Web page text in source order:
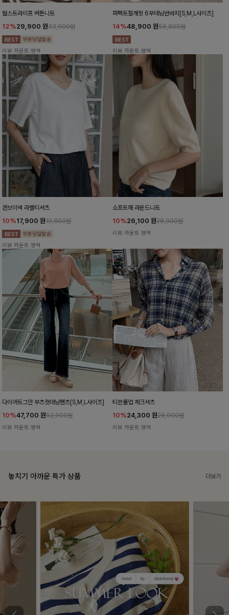
월스트라이프 버튼니트
12%29,900 원33,900원
리뷰 카운트 영역
퍼펙트절개핏 6부데님반바지[S,M,L사이즈]
14%48,900 원56,800원
리뷰 카운트 영역
콘브이넥 라벨티셔츠
10%17,900 원19,800원
리뷰 카운트 영역
소프트해 라운드니트
10%26,100 원28,900원
리뷰 카운트 영역
다이어트그만 부츠컷데님팬츠[S,M,L사이즈]
10%47,700 원52,900원
리뷰 카운트 영역
티븐롤업 체크셔츠
10%24,300 원26,900원
리뷰 카운트 영역
놓치기 아까운 특가 상품 더보기